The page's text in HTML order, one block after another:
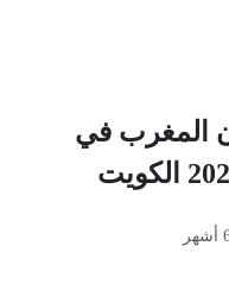
المغرب في